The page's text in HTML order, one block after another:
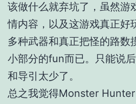
该做什么就弃坑了，虽然游
情内容，以及这游戏真正好
多种武器和真正把怪的路数
小部分的fun而已。只能说
和导引太少了。
总之我觉得Monster